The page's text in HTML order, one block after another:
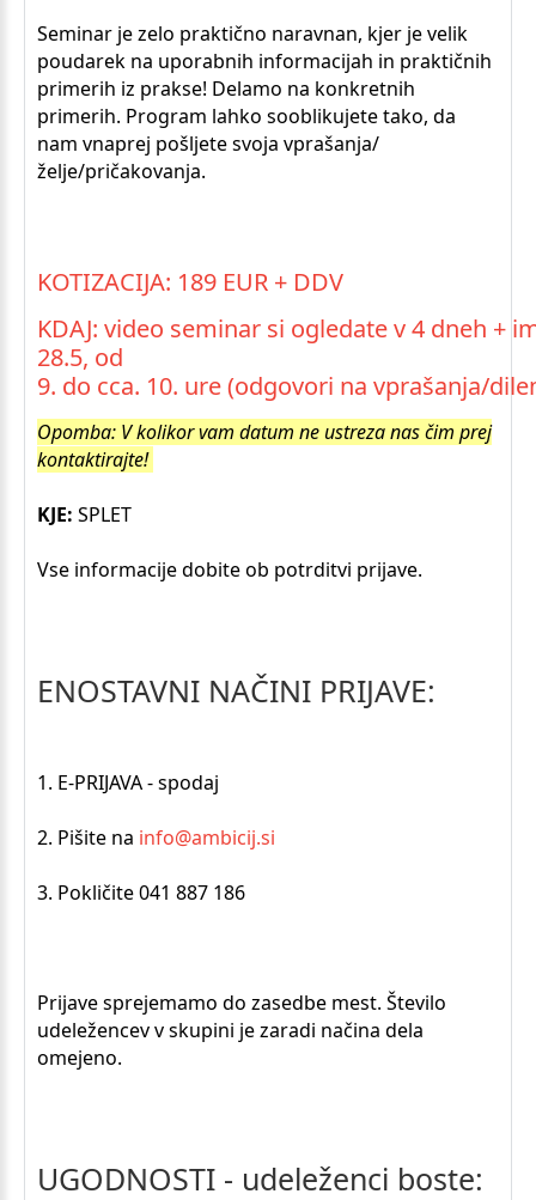
Seminar je zelo praktično naravnan, kjer je velik
poudarek na uporabnih informacijah in praktičnih
primerih iz prakse! Delamo na konkretnih
primerih. Program lahko sooblikujete tako, da
nam vnaprej pošljete svoja vprašanja/
želje/pričakovanja.
KOTIZACIJA: 189 EUR + DDV
KDAJ: video seminar si ogledate v 4 dneh +
28.5, od
9. do cca. 10. ure (odgovori na vprašanja/
Opomba: V kolikor vam datum ne ustreza nas čim prej
kontaktirajte!
KJE: SPLET
Vse informacije dobite ob potrditvi prijave.
ENOSTAVNI NAČINI PRIJAVE:
1. E-PRIJAVA - spodaj
2. Pišite na info@ambicij.si
3. Pokličite 041 887 186
Prijave sprejemamo do zasedbe mest. Število
udeležencev v skupini je zaradi načina dela
omejeno.
UGODNOSTI - udeleženci boste: